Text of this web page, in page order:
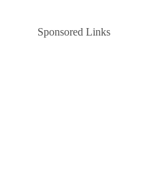
Sponsored Links